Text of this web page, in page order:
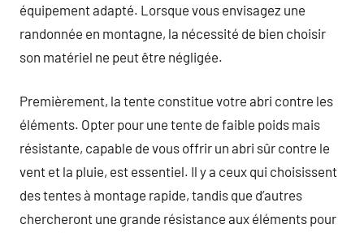
équipement adapté. Lorsque vous envisagez une
randonnée en montagne, la nécessité de bien choisir
son matériel ne peut être négligée.
Premièrement, la tente constitue votre abri contre les
éléments. Opter pour une tente de faible poids mais
résistante, capable de vous offrir un abri sûr contre le
vent et la pluie, est essentiel. Il y a ceux qui choisissent
des tentes à montage rapide, tandis que d’autres
chercheront une grande résistance aux éléments pour